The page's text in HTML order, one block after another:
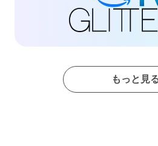
もっと見